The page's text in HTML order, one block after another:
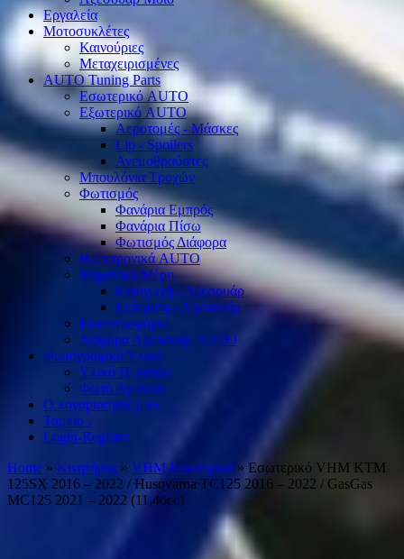
Εργαλεία
Μοτοσυκλέτες
Καινούριες
Μεταχειρισμένες
AUTO Tuning Parts
Εσωτερικό AUTO
Εξωτερικό AUTO
Αεροτομές - Μάσκες
Lip - Spoilers
Ανεμοθραύστες
Μπουλόνια Τροχών
Φωτισμός
Φανάρια Εμπρός
Φανάρια Πίσω
Φωτισμός Διάφορα
Ηλεκτρονικά AUTO
Μηχανικά Μέρη
Εισαγωγή - Αξεσουάρ
Εξάτμιση - Αξεσουάρ
Εκκεντροφόροι
Διάφορα Αξεσουάρ AUTO
Φωτογραφικό Υλικό
Υλικό Πελατών
Φωτό Αγώνων
Ο λογαριασμός μου
Ταμείο .
Login-Register
Home » Κινητήρας » VHM Εσωτερικά » Εσωτερικό VHM KTM
125SX 2016 – 2022 / Husqvarna TC125 2016 – 2022 / GasGas
MC125 2021 – 2022 (11,40cc)